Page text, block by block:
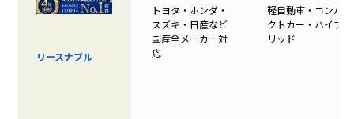
リースナブル
トヨタ・ホンダ・
スズキ・日産など
国産全メーカー対
応
軽自動車・コンパ
クトカー・ハイブ
リッド